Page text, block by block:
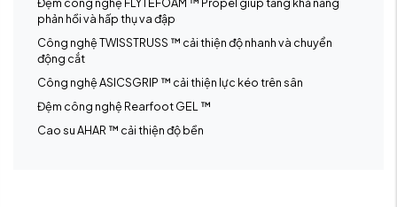
phản hồi và hấp thụ va đập
Công nghệ TWISSTRUSS ™ cải thiện độ nhanh và chuyển
động cắt
Công nghệ ASICSGRIP ™ cải thiện lực kéo trên sân
Đệm công nghệ Rearfoot GEL ™
Cao su AHAR ™ cải thiện độ bền